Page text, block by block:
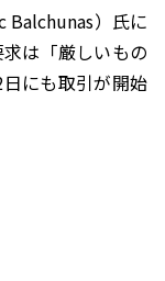
Balchunas）氏に
は「厳しいもの
にも取引が開始